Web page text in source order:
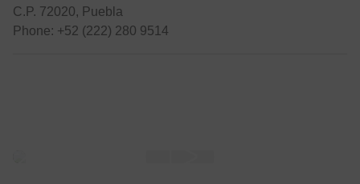
C.P. 72020, Puebla
Phone: +52 (222) 280 9514